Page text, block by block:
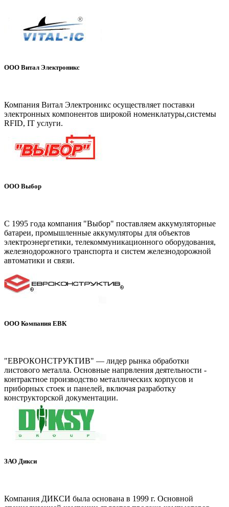
ООО Витал Электроникс
Компания Витал Электроникс осуществляет поставки
электронных компонентов широкой номенклатуры,системы
RFID, IT услуги.
ООО Выбор
C 1995 года компания "Выбор" поставляем аккумуляторные
батареи, промышленные аккумуляторы для объектов
электроэнергетики, телекоммуникационного оборудования,
железнодорожного транспорта и систем железнодорожной
автоматики и связи.
ООО Компания ЕВК
"ЕВРОКОНСТРУКТИВ" — лидер рынка обработки
листового металла. Основные напрвления деятельности -
контрактное производство металлических корпусов и
приборных стоек и панелей, включая разработку
конструкторской документации.
ЗАО Дикси
Компания ДИКСИ была основана в 1999 г. Основной